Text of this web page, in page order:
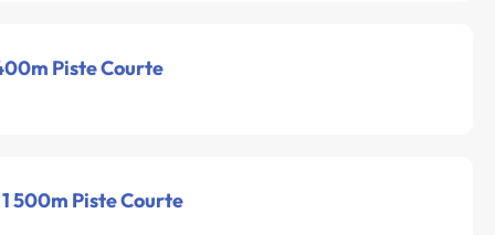
Piste Courte
500m Piste Courte